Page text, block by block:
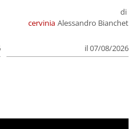
cervinia
di
Alessandro Bianchet
il 07/08/2026